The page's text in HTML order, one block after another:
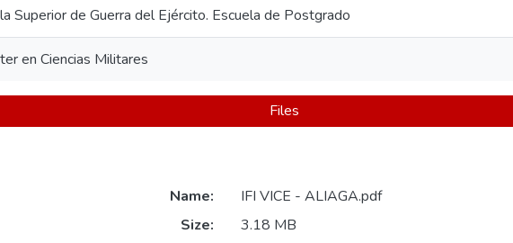
Superior de Guerra del Ejército. Escuela de Postgrado
en Ciencias Militares
Files
Name:
IFI VICE - ALIAGA.pdf
Size:
3.18 MB